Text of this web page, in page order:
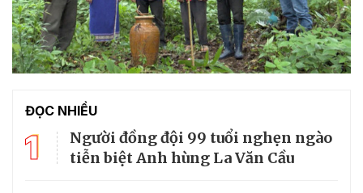
ĐỌC NHIỀU
1
Người đồng đội 99 tuổi nghẹn ngào
tiễn biệt Anh hùng La Văn Cầu